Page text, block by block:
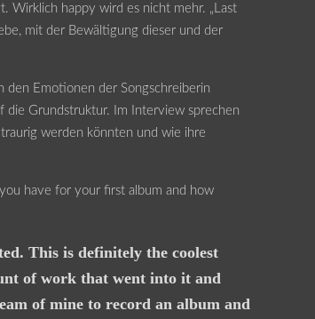
Wirklich happy wird es nicht mehr. „Last
mit der Bewältigung dieser und der
den Emotionen der Songschreiberin
die Grundstruktur. Im Interview sprechen
werden könnten und wie ihre
have for your first album and how
This is definitely the coolest
of work that went into it and
of mine to record an album and